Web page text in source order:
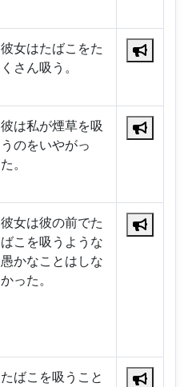
彼女はたばこをた
くさん吸う。
彼は私が煙草を吸
うのをいやがっ
た。
彼女は彼の前でた
ばこを吸うような
愚かなことはしな
かった。
たばこを吸うこと